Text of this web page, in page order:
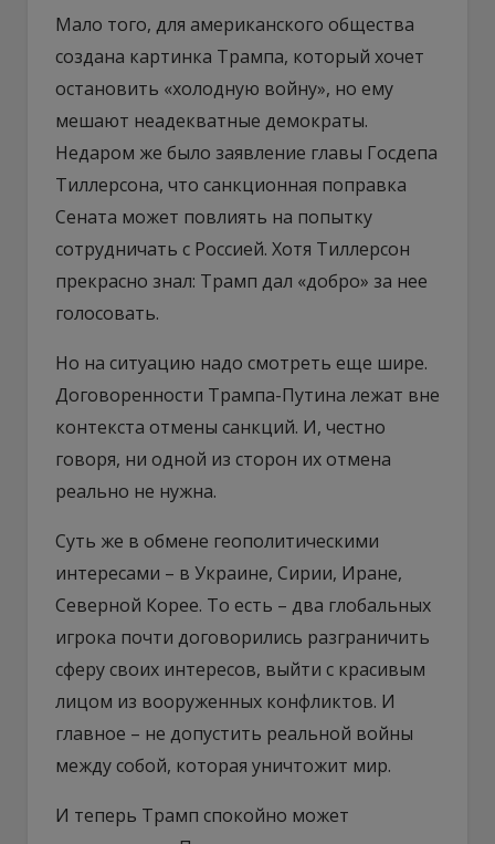
Мало того, для американского общества
создана картинка Трампа, который хочет
остановить «холодную войну», но ему
мешают неадекватные демократы.
Недаром же было заявление главы Госдепа
Тиллерсона, что санкционная поправка
Сената может повлиять на попытку
сотрудничать с Россией. Хотя Тиллерсон
прекрасно знал: Трамп дал «добро» за нее
голосовать.
Но на ситуацию надо смотреть еще шире.
Договоренности Трампа-Путина лежат вне
контекста отмены санкций. И, честно
говоря, ни одной из сторон их отмена
реально не нужна.
Суть же в обмене геополитическими
интересами – в Украине, Сирии, Иране,
Северной Корее. То есть – два глобальных
игрока почти договорились разграничить
сферу своих интересов, выйти с красивым
лицом из вооруженных конфликтов. И
главное – не допустить реальной войны
между собой, которая уничтожит мир.
И теперь Трамп спокойно может